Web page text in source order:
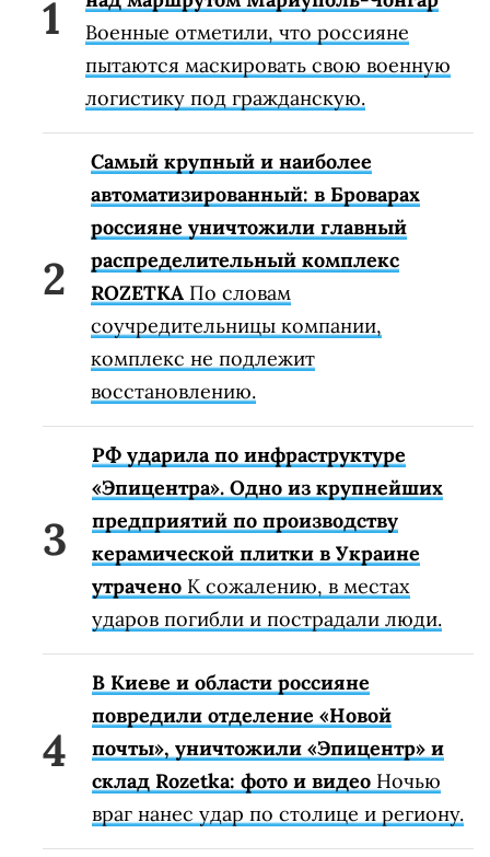
Военные отметили, что россияне
пытаются маскировать свою военную
логистику под гражданскую.
Самый крупный и наиболее
автоматизированный: в Броварах
россияне уничтожили главный
распределительный комплекс
ROZETKA По словам
соучредительницы компании,
комплекс не подлежит
восстановлению.
РФ ударила по инфраструктуре
«Эпицентра». Одно из крупнейших
предприятий по производству
керамической плитки в Украине
утрачено К сожалению, в местах
ударов погибли и пострадали люди.
В Киеве и области россияне
повредили отделение «Новой
почты», уничтожили «Эпицентр» и
склад Rozetka: фото и видео Ночью
враг нанес удар по столице и региону.